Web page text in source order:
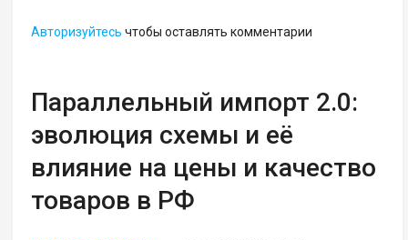
Авторизуйтесь чтобы оставлять комментарии
Параллельный импорт 2.0:
эволюция схемы и её
влияние на цены и качество
товаров в РФ